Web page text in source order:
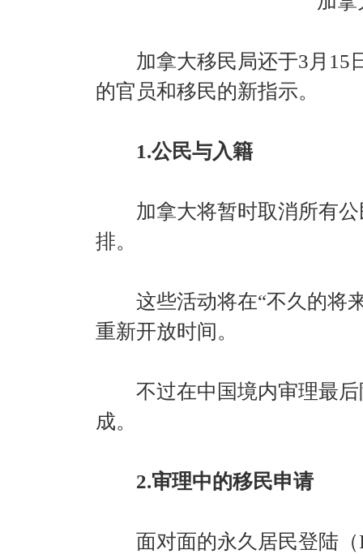
加拿大移民局还于3月15
的官员和移民的新指示。
1.公民与入籍
加拿大将暂时取消所有公
排。
这些活动将在“不久的将
重新开放时间。
不过在中国境内审理最后
成。
2.审理中的移民申请
面对面的永久居民登陆（